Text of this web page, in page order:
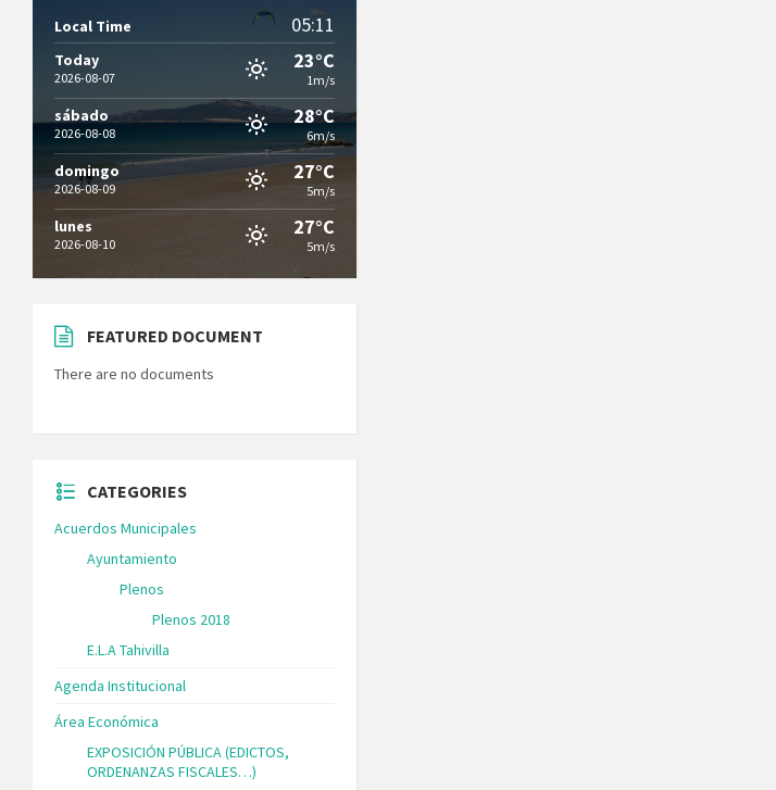
Local Time 05:11
Today
2026-08-07
23°C
1m/s
sábado
2026-08-08
28°C
6m/s
domingo
2026-08-09
27°C
5m/s
lunes
2026-08-10
27°C
5m/s
FEATURED DOCUMENT
There are no documents
CATEGORIES
Acuerdos Municipales
Ayuntamiento
Plenos
Plenos 2018
E.L.A Tahivilla
Agenda Institucional
Área Económica
EXPOSICIÓN PÚBLICA (EDICTOS,
ORDENANZAS FISCALES…)